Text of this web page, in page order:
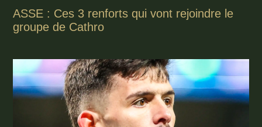
ASSE : Ces 3 renforts qui vont rejoindre le
groupe de Cathro